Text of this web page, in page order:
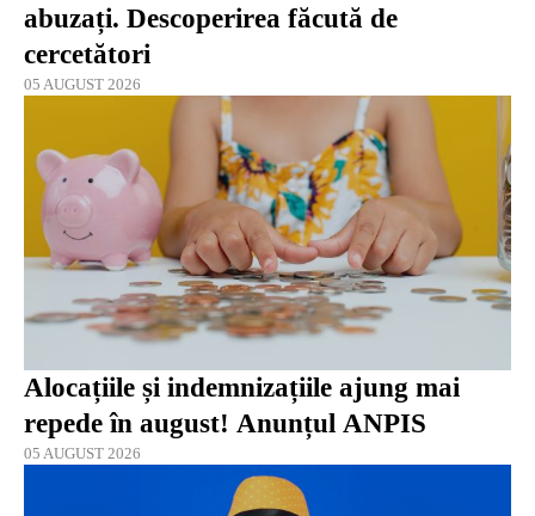
abuzați. Descoperirea făcută de
cercetători
05 AUGUST 2026
Alocațiile și indemnizațiile ajung mai
repede în august! Anunțul ANPIS
05 AUGUST 2026